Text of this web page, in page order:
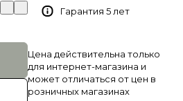
Гарантия 5 лет
Цена действительна только
для интернет-магазина и
может отличаться от цен в
розничных магазинах